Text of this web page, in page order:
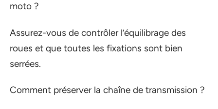
moto ?
Assurez-vous de contrôler l’équilibrage des
roues et que toutes les fixations sont bien
serrées.
Comment préserver la chaîne de transmission ?